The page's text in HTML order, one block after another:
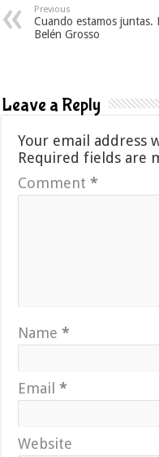
Previous
Cuando estamos juntas.
Belén Grosso
Leave a Reply
Your email address
Required fields are
Comment*
Name*
Email*
Website